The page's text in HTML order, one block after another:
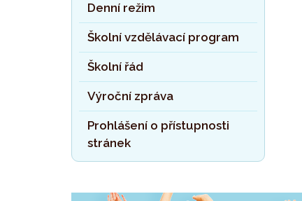
Denní režim
Školní vzdělávací program
Školní řád
Výroční zpráva
Prohlášení o přístupnosti
stránek